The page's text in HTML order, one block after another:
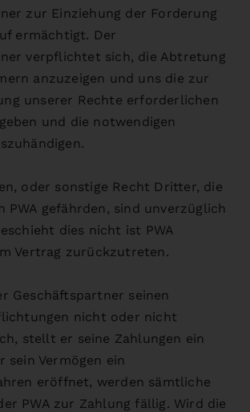
zur Einziehung der Forderung
ermächtigt. Der
verpflichtet sich, die Abtretung
anzuzeigen und uns die zur
unserer Rechte erforderlichen
und die notwendigen
oder sonstige Recht Dritter, die
PWA gefährden, sind unverzüglich
dies nicht ist PWA
Vertrag zurückzutreten.
Geschäftspartner seinen
nicht oder nicht
stellt er seine Zahlungen ein
sein Vermögen ein
eröffnet, werden sämtliche
PWA zur Zahlung fällig. Wird die